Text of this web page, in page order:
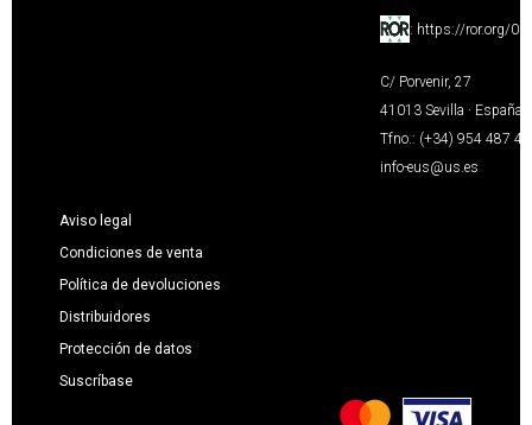
: https://ror.org/
C/ Porvenir, 27
41013 Sevilla · España
Tfno.: (+34) 954 487
info-eus@us.es
Aviso legal
Condiciones de venta
Política de devoluciones
Distribuidores
Protección de datos
Suscríbase